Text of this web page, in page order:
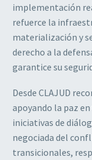
implementación
refuerce la
materialización y
derecho a la
garantice su
Desde CLAJUD
apoyando la paz
iniciativas de
negociada del
transicionales,